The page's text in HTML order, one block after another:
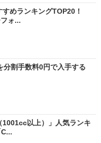
すめランキングTOP20！
ォ...
割手数料0円で入手する
1001cc以上）」人気ランキ